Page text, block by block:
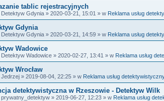
tablic rejestracyjnych
Detektyw Gdynia » 2020-03-21, 15:01 » w Reklama usług
Gdynia
Detektyw Gdynia » 2020-03-21, 14:59 » w Reklama usług
Wadowice
Detektyw Wadowice » 2020-02-27, 13:41 » w Reklama usług
Wrocław
Jedrzej » 2019-08-04, 22:25 » w Reklama usług
detektywistyczna w Rzeszowie - Detektyw Wilk
prywatny_detektyw » 2019-06-27, 12:23 » w Reklama usług